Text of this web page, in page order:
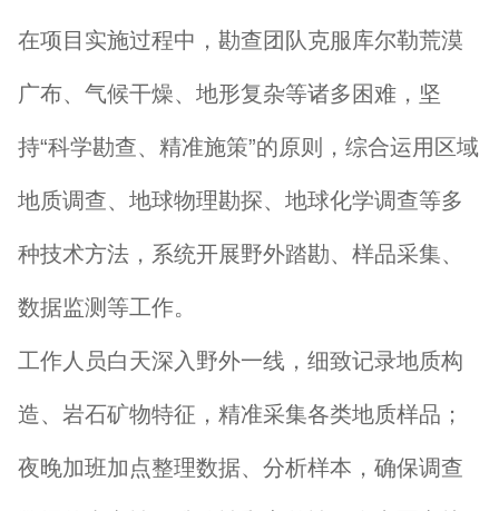
在项目实施过程中，勘查团队克服库尔勒荒漠
广布、气候干燥、地形复杂等诸多困难，坚
持“科学勘查、精准施策”的原则，综合运用区域
地质调查、地球物理勘探、地球化学调查等多
种技术方法，系统开展野外踏勘、样品采集、
数据监测等工作。
工作人员白天深入野外一线，细致记录地质构
造、岩石矿物特征，精准采集各类地质样品；
夜晚加班加点整理数据、分析样本，确保调查